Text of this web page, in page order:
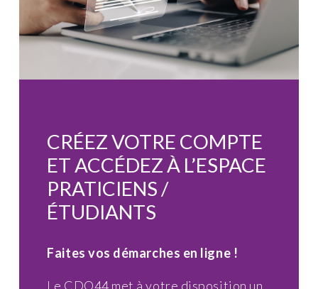
CRÉEZ VOTRE COMPTE
ET ACCÉDEZ À L’ESPACE
PRATICIENS /
ÉTUDIANTS
Faites vos démarches en ligne !
Le CDO44 met à votre disposition un